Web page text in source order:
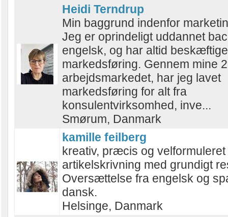
Heidi Terndrup
Min baggrund indenfor
Jeg er oprindeligt uddannet
engelsk, og har altid
markedsføring. Gennem mine
arbejdsmarkedet, har jeg lavet
markedsføring for alt fra
konsulentvirksomhed, inve...
Smørum, Danmark
kamille feilberg
kreativ, præcis og velformuleret
artikelskrivning med grundigt
Oversættelse fra engelsk og
dansk.
Helsinge, Danmark